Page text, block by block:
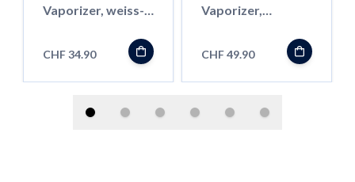
Vaporizer, weiss-
CHF 34.90
Vaporizer,
CHF 49.90